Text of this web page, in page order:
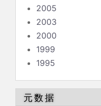
2005
2003
2000
1999
1995
元数据